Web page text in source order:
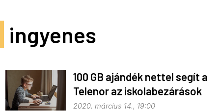
ingyenes
100 GB ajándék nettel segít a
Telenor az iskolabezárások
miatt
2020. március 14., 19:00